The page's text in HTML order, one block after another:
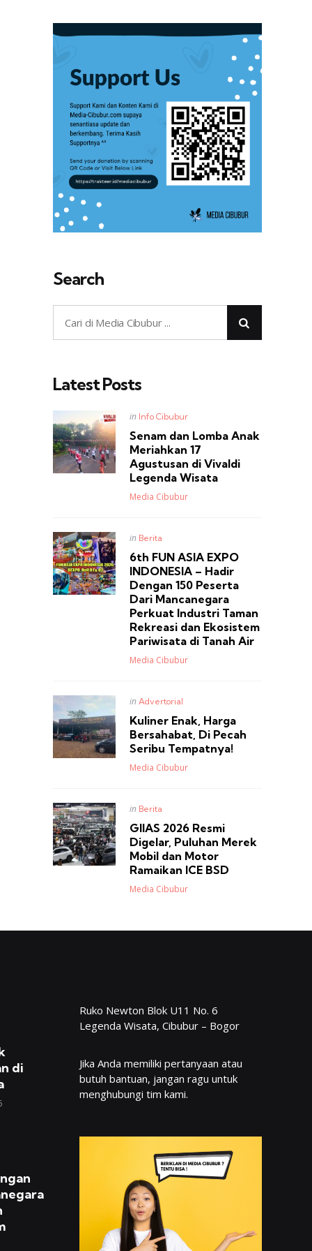
Search
Latest Posts
Posted
in Info Cibubur
Senam dan Lomba Anak
Meriahkan 17
Agustusan di Vivaldi
Legenda Wisata
Posted
Media Cibubur
Posted
in
in Berita
6th FUN ASIA EXPO
INDONESIA – Hadir
Dengan 150 Peserta
Dari Mancanegara
Perkuat Industri Taman
Rekreasi dan Ekosistem
Pariwisata di Tanah Air
Posted
Media Cibubur
Posted
in Advertorial
Kuliner Enak, Harga
Bersahabat, Di Pecah
Seribu Tempatnya!
Posted
Media Cibubur
Posted
in Berita
GIIAS 2026 Resmi
Digelar, Puluhan Merek
Mobil dan Motor
Ramaikan ICE BSD
Posted
Media Cibubur
di
Ruko Newton Blok U11 No. 6
Legenda Wisata, Cibubur – Bogor
Jika Anda memiliki pertanyaan atau
butuh bantuan, jangan ragu untuk
menghubungi tim kami.